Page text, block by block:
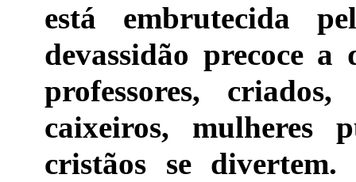
está embrutecida
devassidão precoce a
professores,
caixeiros, mulheres
cristãos se